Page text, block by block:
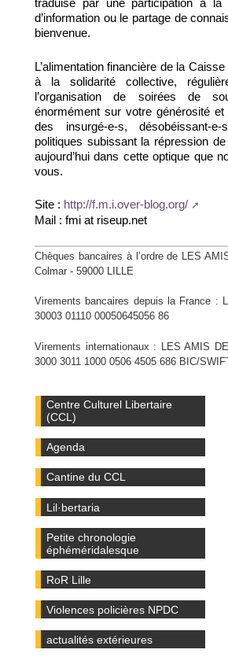
traduise par une participation à
d’information ou le partage de
bienvenue.
L’alimentation financière de la
à la solidarité collective,
l’organisation de soirées de
énormément sur votre générosité et
des insurgé-e-s, désobéissant-
politiques subissant la répression
aujourd’hui dans cette optique que
vous.
Site : http://f.m.i.over-blog.org/
Mail : fmi at riseup.net
Chèques bancaires à l’ordre de LES
Colmar - 59000 LILLE
Virements bancaires depuis la France :
30003 01110 00050645056 86
Virements internationaux : LES AMIS
3000 3011 1000 0506 4505 686 BIC/
Centre Culturel Libertaire
(CCL)
Agenda
Cantine du CCL
Lil·bertaria
Petite chronologie
éphéméridalesque
RoR Lille
Violences policières NPDC
actualités extérieures